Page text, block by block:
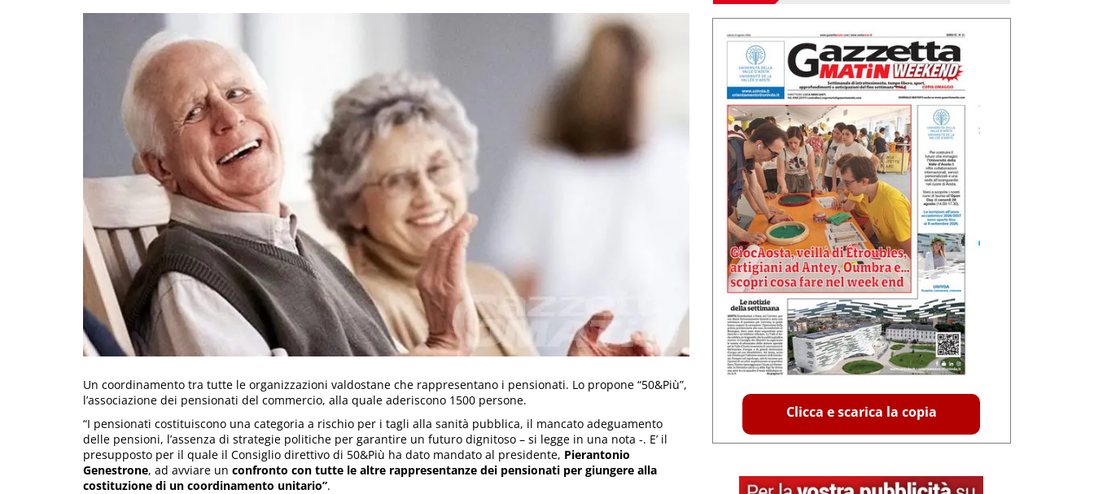
Un coordinamento tra tutte le organizzazioni valdostane che rappresentano i pensionati. Lo propone “50&Più”,
l’associazione dei pensionati del commercio, alla quale aderiscono 1500 persone.
“I pensionati costituiscono una categoria a rischio per i tagli alla sanità pubblica, il mancato adeguamento
delle pensioni, l’assenza di strategie politiche per garantire un futuro dignitoso – si legge in una nota -. E’ il
presupposto per il quale il Consiglio direttivo di 50&Più ha dato mandato al presidente, Pierantonio
Genestrone, ad avviare un confronto con tutte le altre rappresentanze dei pensionati per giungere alla
costituzione di un coordinamento unitario”.
Clicca e scarica la copia